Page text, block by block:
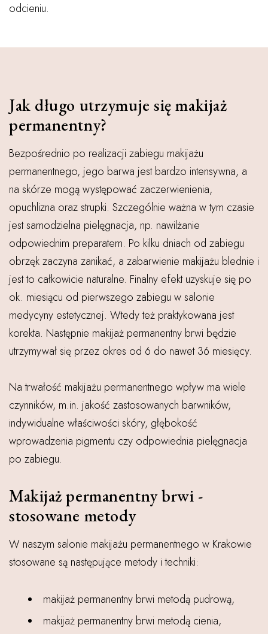
odcieniu.
Jak długo utrzymuje się makijaż
permanentny?
Bezpośrednio po realizacji zabiegu makijażu
permanentnego, jego barwa jest bardzo intensywna, a
na skórze mogą występować zaczerwienienia,
opuchlizna oraz strupki. Szczególnie ważna w tym czasie
jest samodzielna pielęgnacja, np. nawilżanie
odpowiednim preparatem. Po kilku dniach od zabiegu
obrzęk zaczyna zanikać, a zabarwienie makijażu blednie i
jest to całkowicie naturalne. Finalny efekt uzyskuje się po
ok. miesiącu od pierwszego zabiegu w salonie
medycyny estetycznej. Wtedy też praktykowana jest
korekta. Następnie makijaż permanentny brwi będzie
utrzymywał się przez okres od 6 do nawet 36 miesięcy.
Na trwałość makijażu permanentnego wpływ ma wiele
czynników, m.in. jakość zastosowanych barwników,
indywidualne właściwości skóry, głębokość
wprowadzenia pigmentu czy odpowiednia pielęgnacja
po zabiegu.
Makijaż permanentny brwi -
stosowane metody
W naszym salonie makijażu permanentnego w Krakowie
stosowane są następujące metody i techniki:
makijaż permanentny brwi metodą pudrową,
makijaż permanentny brwi metodą cienia,